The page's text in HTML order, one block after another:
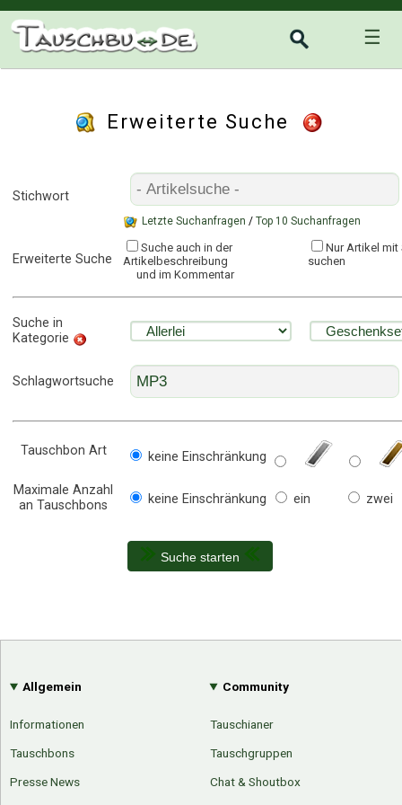
☰
Erweiterte Suche
Stichwort
Letzte Suchanfragen / Top 10 Suchanfragen
Erweiterte Suche
Suche auch in der
Artikelbeschreibung
und im Kommentar
Nur Artikel
suchen
Suche in
Kategorie
Schlagwortsuche
Tauschbon Art keine Einschränkung
Maximale Anzahl
an Tauschbons
keine Einschränkung ein zwei
Suche starten
Allgemein
Informationen
Tauschbons
Presse News
Community
Tauschianer
Tauschgruppen
Chat & Shoutbox